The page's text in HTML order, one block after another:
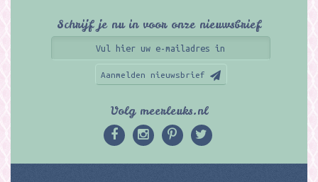
Schrijf je nu in voor onze nieuwsbrief
Aanmelden nieuwsbrief
Volg meerleuks.nl